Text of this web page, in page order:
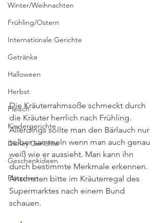
Winter/Weihnachten
Frühling/Ostern
Internationale Gerichte
Getränke
Halloween
Herbst
Fleisch
Kindergerichte
Disney Gerichte
Geschenkideen
Plätzchen
Die Kräuterrahmsoße schmeckt durch
die Kräuter herrlich nach Frühling.
Allerdings sollte man den Bärlauch nur
selber sammeln wenn man auch genau
weiß wie er aussieht. Man kann ihn
durch bestimmte Merkmale erkennen.
Ansonsten bitte im Kräuterregal des
Supermarktes nach einem Bund
schauen.